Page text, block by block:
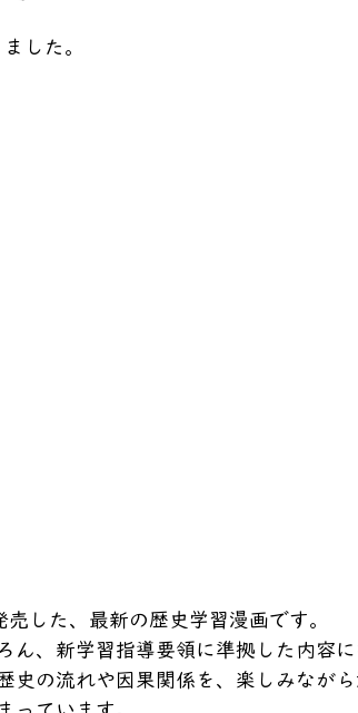
した。
した、最新の歴史学習漫画です。
ん、新学習指導要領に準拠した内容に
史の流れや因果関係を、楽しみなが